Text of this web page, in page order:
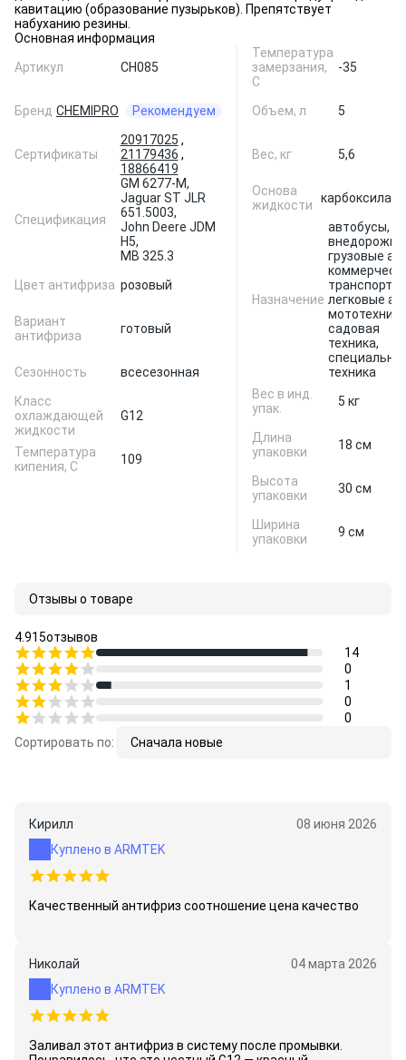
кавитацию (образование пузырьков). Препятствует
набуханию резины.
Основная информация
Артикул
CH085
Бренд CHEMIPRO Рекомендуем
Сертификаты
20917025 ,
21179436 ,
18866419
Спецификация
GM 6277-M,
Jaguar ST JLR
651.5003,
John Deere JDM
H5,
MB 325.3
Цвет антифриза розовый
Вариант
антифриза
готовый
Сезонность
всесезонная
Класс
охлаждающей
жидкости
G12
Температура
кипения, С
109
Температура
замерзания,
С
-35
Объем, л 5
Вес, кг 5,6
Основа
жидкости
Назначение
автобусы,
грузовые
транспорт,
легковые
садовая
техника,
техника
Вес в инд.
упак.
5 кг
Длина
упаковки
18 см
Высота
упаковки
30 см
Ширина
упаковки
9 см
Отзывы о товаре
4.915отзывов
14
0
1
0
0
Сортировать по:
Сначала новые
Кирилл
08 июня 2026
Куплено в ARMTEK
Качественный антифриз соотношение цена качество
Николай
04 марта 2026
Куплено в ARMTEK
Заливал этот антифриз в систему после промывки.